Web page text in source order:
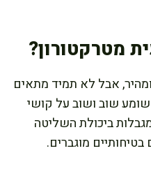
מטרקטורון?
אבל לא תמיד מתאים
שומע שוב ושוב על קושי
ביכולת השליטה
בטיחותיים מוגברים.